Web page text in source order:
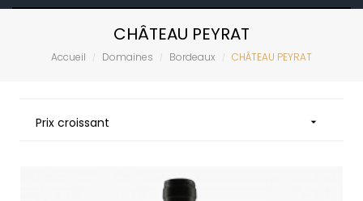
CHÂTEAU PEYRAT
Accueil Domaines Bordeaux CHÂTEAU PEYRAT
Prix croissant 